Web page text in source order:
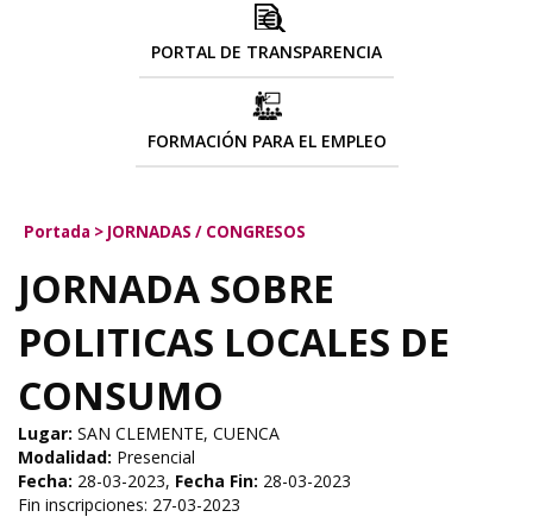
PORTAL DE TRANSPARENCIA
FORMACIÓN PARA EL EMPLEO
Portada > JORNADAS / CONGRESOS
JORNADA SOBRE
POLITICAS LOCALES DE
CONSUMO
Lugar: SAN CLEMENTE, CUENCA
Modalidad: Presencial
Fecha: 28-03-2023, Fecha Fin: 28-03-2023
Fin inscripciones: 27-03-2023